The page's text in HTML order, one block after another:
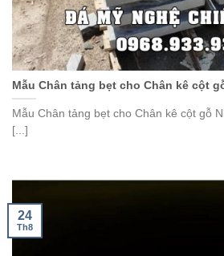
Mẫu Chân tảng bẹt cho Chân kê cột
Mẫu Chân tảng bẹt cho Chân kê cột gỗ
[...]
24
Th8